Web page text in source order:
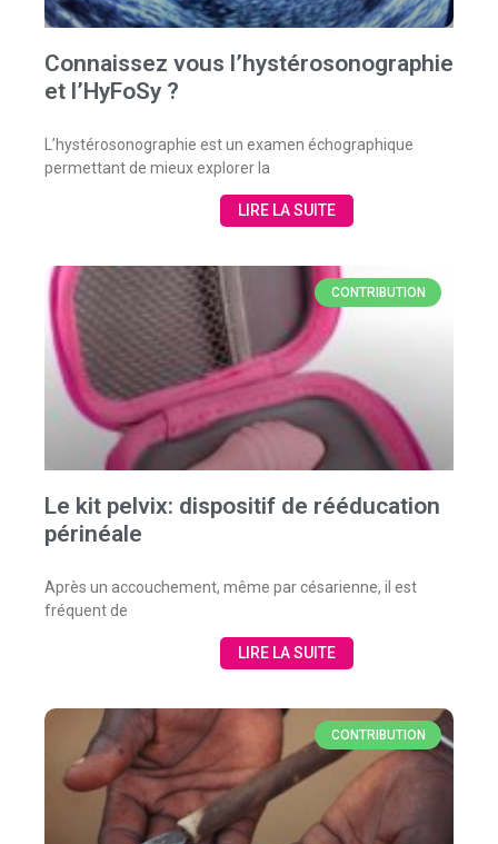
Connaissez vous l’hystérosonographie
et l’HyFoSy ?
L’hystérosonographie est un examen échographique
permettant de mieux explorer la
LIRE LA SUITE
CONTRIBUTION
Le kit pelvix: dispositif de rééducation
périnéale
Après un accouchement, même par césarienne, il est
fréquent de
LIRE LA SUITE
CONTRIBUTION